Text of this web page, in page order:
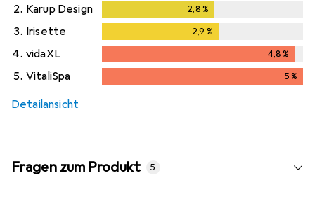
2. Karup Design 2,8%
3. Irisette 2,9 %
4. vidaXL 4,8%
4,8%
5. VitaliSpa 5%
Detailansicht
Fragen zum Produkt 5